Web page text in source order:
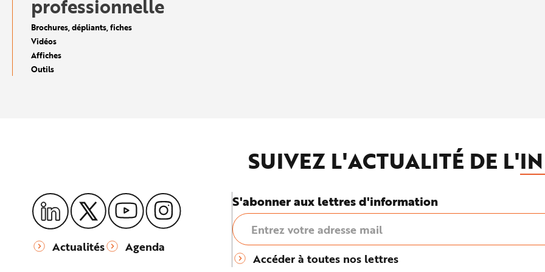
professionnelle
Brochures, dépliants, fiches
Vidéos
Affiches
Outils
SUIVEZ L'ACTUALITÉ DE L'
Actualités Agenda
S'abonner aux lettres d'information
Accéder à toutes nos lettres